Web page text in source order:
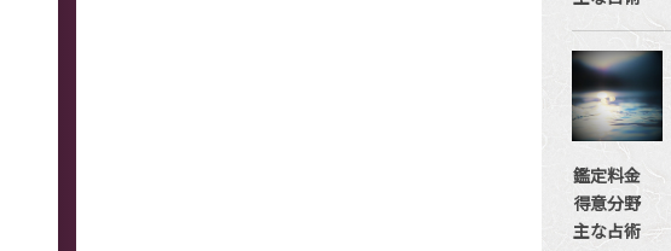
鑑定料金
得意分野
主な占術